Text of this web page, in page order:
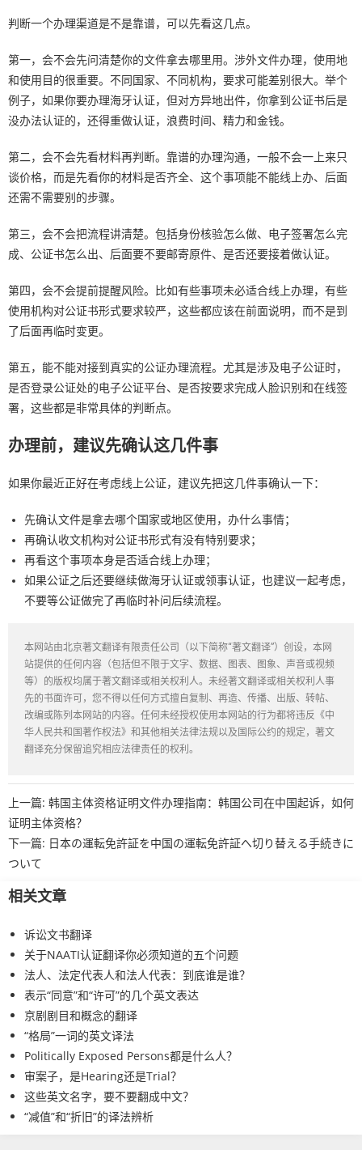
判断一个办理渠道是不是靠谱，可以先看这几点。
第一，会不会先问清楚你的文件拿去哪里用。涉外文件办理，使用地
和使用目的很重要。不同国家、不同机构，要求可能差别很大。举个
例子，如果你要办理海牙认证，但对方异地出件，你拿到公证书后是
没办法认证的，还得重做认证，浪费时间、精力和金钱。
第二，会不会先看材料再判断。靠谱的办理沟通，一般不会一上来只
谈价格，而是先看你的材料是否齐全、这个事项能不能线上办、后面
还需不需要别的步骤。
第三，会不会把流程讲清楚。包括身份核验怎么做、电子签署怎么完
成、公证书怎么出、后面要不要邮寄原件、是否还要接着做认证。
第四，会不会提前提醒风险。比如有些事项未必适合线上办理，有些
使用机构对公证书形式要求较严，这些都应该在前面说明，而不是到
了后面再临时变更。
第五，能不能对接到真实的公证办理流程。尤其是涉及电子公证时，
是否登录公证处的电子公证平台、是否按要求完成人脸识别和在线签
署，这些都是非常具体的判断点。
办理前，建议先确认这几件事
如果你最近正好在考虑线上公证，建议先把这几件事确认一下：
先确认文件是拿去哪个国家或地区使用，办什么事情；
再确认收文机构对公证书形式有没有特别要求；
再看这个事项本身是否适合线上办理；
如果公证之后还要继续做海牙认证或领事认证，也建议一起考虑，
不要等公证做完了再临时补问后续流程。
本网站由北京著文翻译有限责任公司（以下简称“著文翻译”）创设，本网
站提供的任何内容（包括但不限于文字、数据、图表、图象、声音或视频
等）的版权均属于著文翻译或相关权利人。未经著文翻译或相关权利人事
先的书面许可，您不得以任何方式擅自复制、再造、传播、出版、转帖、
改编或陈列本网站的内容。任何未经授权使用本网站的行为都将违反《中
华人民共和国著作权法》和其他相关法律法规以及国际公约的规定，著文
翻译充分保留追究相应法律责任的权利。
上一篇: 韩国主体资格证明文件办理指南：韩国公司在中国起诉，如何
证明主体资格？
下一篇: 日本の運転免許証を中国の運転免許証へ切り替える手続きに
ついて
相关文章
诉讼文书翻译
关于NAATI认证翻译你必须知道的五个问题
法人、法定代表人和法人代表：到底谁是谁？
表示“同意”和“许可”的几个英文表达
京剧剧目和概念的翻译
“格局”一词的英文译法
Politically Exposed Persons都是什么人？
审案子，是Hearing还是Trial？
这些英文名字，要不要翻成中文？
“减值”和“折旧”的译法辨析